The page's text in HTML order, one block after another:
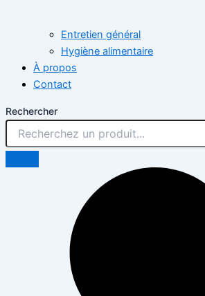
Entretien général
Hygiène alimentaire
À propos
Contact
Rechercher